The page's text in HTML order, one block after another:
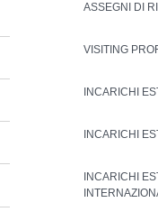
ASSEGNI DI
VISITING
INCARICHI
INCARICHI
INCARICHI